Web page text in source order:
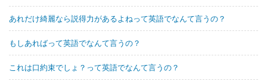
あれだけ綺麗なら説得力があるよねって英語でなんて言うの？
もしあればって英語でなんて言うの？
これは口約束でしょ？って英語でなんて言うの？